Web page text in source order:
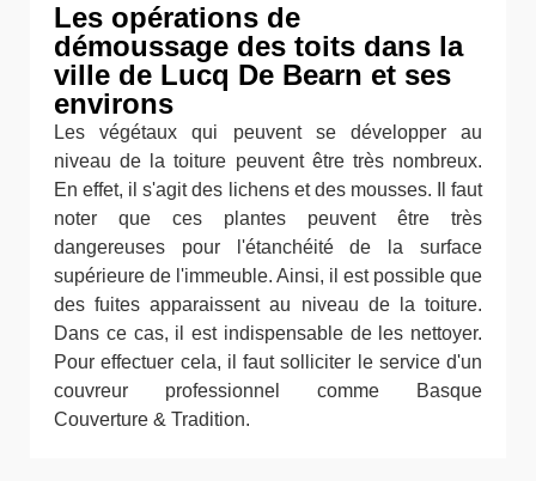
Les opérations de
démoussage des toits dans la
ville de Lucq De Bearn et ses
environs
Les végétaux qui peuvent se développer au
niveau de la toiture peuvent être très nombreux.
En effet, il s'agit des lichens et des mousses. Il faut
noter que ces plantes peuvent être très
dangereuses pour l'étanchéité de la surface
supérieure de l'immeuble. Ainsi, il est possible que
des fuites apparaissent au niveau de la toiture.
Dans ce cas, il est indispensable de les nettoyer.
Pour effectuer cela, il faut solliciter le service d'un
couvreur professionnel comme Basque
Couverture & Tradition.